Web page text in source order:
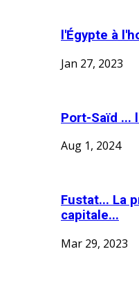
l'Égypte à
Jan 27, 2023
Port-Saïd ...
Aug 1, 2024
Fustat... La
capitale...
Mar 29, 2023